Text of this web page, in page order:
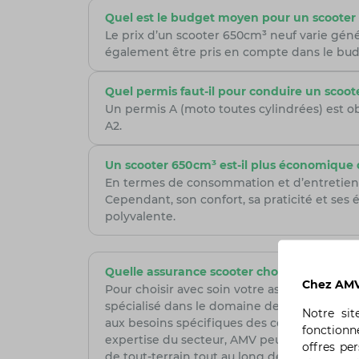
Quel est le budget moyen pour un scooter
Le prix d’un scooter 650cm³ neuf varie
également être pris en compte dans le
Quel permis faut-il pour conduire un
Un permis A (moto toutes cylindrées) est
A2.
Un scooter 650cm³ est-il plus économique
En termes de consommation et
Cependant, son confort, sa praticité et
polyvalente.
Quelle assurance scooter choisir ?
Pour choisir avec soin votre assurance
spécialisé dans le domaine de la moto,
aux besoins spécifiques des conducteurs
expertise du secteur, AMV peut offrir des
Chez
Notre
offres